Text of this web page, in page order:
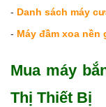
- Danh sách máy
- Máy đầm xoa nền
Mua máy
Thị Thiết Bị